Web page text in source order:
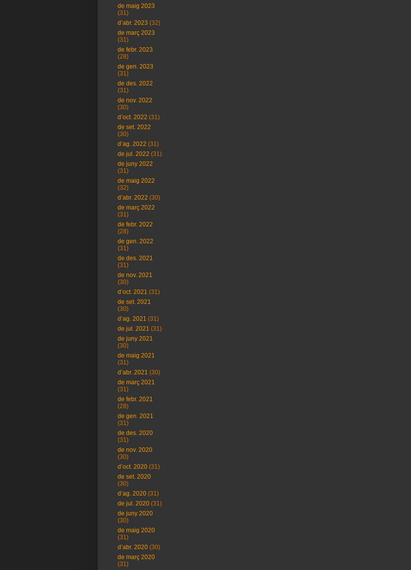
de maig 2023
(31)
d’abr. 2023 (32)
de març 2023
(31)
de febr. 2023
(28)
de gen. 2023
(31)
de des. 2022
(31)
de nov. 2022
(30)
d’oct. 2022 (31)
de set. 2022
(30)
d’ag. 2022 (31)
de jul. 2022 (31)
de juny 2022
(31)
de maig 2022
(32)
d’abr. 2022 (30)
de març 2022
(31)
de febr. 2022
(28)
de gen. 2022
(31)
de des. 2021
(31)
de nov. 2021
(30)
d’oct. 2021 (31)
de set. 2021
(30)
d’ag. 2021 (31)
de jul. 2021 (31)
de juny 2021
(30)
de maig 2021
(31)
d’abr. 2021 (30)
de març 2021
(31)
de febr. 2021
(28)
de gen. 2021
(31)
de des. 2020
(31)
de nov. 2020
(30)
d’oct. 2020 (31)
de set. 2020
(30)
d’ag. 2020 (31)
de jul. 2020 (31)
de juny 2020
(30)
de maig 2020
(31)
d’abr. 2020 (30)
de març 2020
(31)